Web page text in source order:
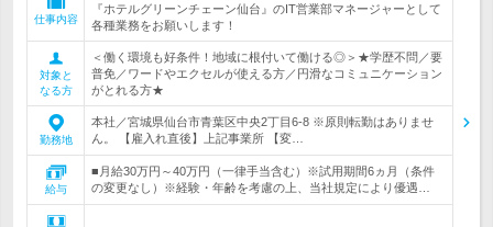
仕事内容
『ホテルグリーンチェーン仙台』のIT営業部マネージャーとして
各種業務をお願いします！
対象と
なる方
＜働く環境も好条件！地域に根付いて働ける◎＞★学歴不問／要
普免／ワードやエクセルが使える方／円滑なコミュニケーション
がとれる方★
勤務地
本社／宮城県仙台市青葉区中央2丁目6-8 ※原則転勤はありませ
ん。 【雇入れ直後】上記事業所 【変…
給与
■月給30万円～40万円（一律手当含む）※試用期間6ヵ月（条件
の変更なし）※経験・年齢を考慮の上、当社規定により優遇…